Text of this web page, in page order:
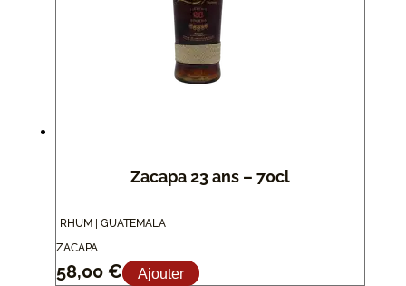
Zacapa 23 ans – 70cl
RHUM | GUATEMALA
ZACAPA
58,00 € Ajouter